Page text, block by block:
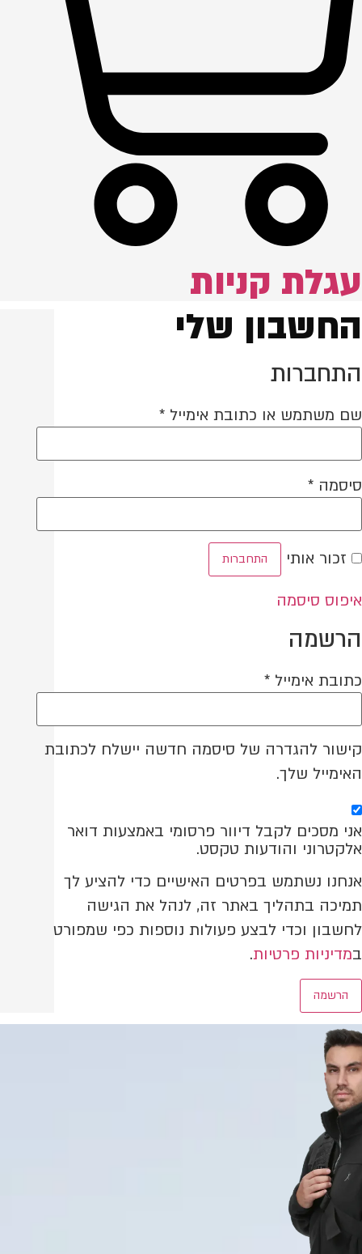
עגלת קניות
החשבון שלי
התחברות
שם משתמש או כתובת אימייל *חובה
סיסמה *חובה
זכור אותי התחברות
איפוס סיסמה
הרשמה
כתובת אימייל *חובה
קישור להגדרה של סיסמה חדשה יישלח לכתובת
האימייל שלך.
אני מסכים לקבל דיוור פרסומי באמצעות דואר
אלקטרוני והודעות טקסט.
אנחנו נשתמש בפרטים האישיים כדי להציע לך
תמיכה בתהליך באתר זה, לנהל את הגישה
לחשבון וכדי לבצע פעולות נוספות כפי שמפורט
במדיניות פרטיות.
הרשמה